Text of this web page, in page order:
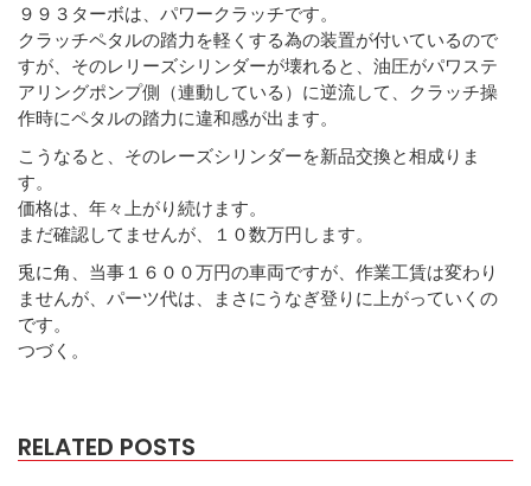
９９３ターボは、パワークラッチです。
クラッチペタルの踏力を軽くする為の装置が付いているので
すが、そのレリーズシリンダーが壊れると、油圧がパワステ
アリングポンプ側（連動している）に逆流して、クラッチ操
作時にペタルの踏力に違和感が出ます。
こうなると、そのレーズシリンダーを新品交換と相成りま
す。
価格は、年々上がり続けます。
まだ確認してませんが、１０数万円します。
兎に角、当事１６００万円の車両ですが、作業工賃は変わり
ませんが、パーツ代は、まさにうなぎ登りに上がっていくの
です。
つづく。
RELATED POSTS